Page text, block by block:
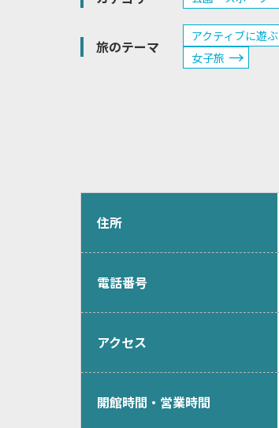
旅のテーマ
アクティブに遊ぶ
女子旅
住所
電話番号
アクセス
開館時間・営業時間